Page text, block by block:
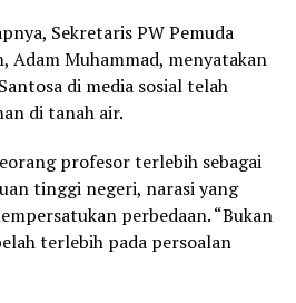
Sekretaris PW Pemuda
Adam Muhammad, menyatakan
di media sosial telah
di tanah air.
profesor terlebih sebagai
tinggi negeri, narasi yang
perbedaan. “Bukan
terlebih pada persoalan